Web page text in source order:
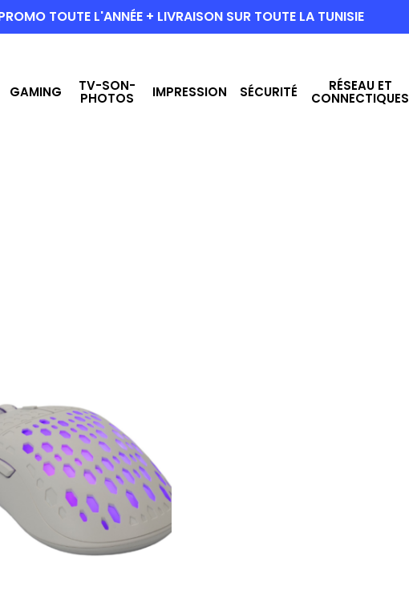
TOUTE L'ANNÉE + LIVRAISON SUR TOUTE LA TUNISIE
GAMING TV-SON-
PHOTOS IMPRESSION SÉCURITÉ RÉSEAU ET
CONNECTIQUES